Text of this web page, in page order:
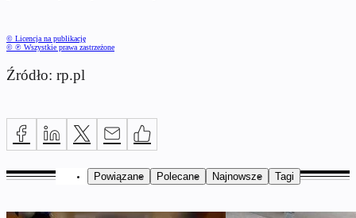
© Licencja na publikację
© ℗ Wszystkie prawa zastrzeżone
Źródło: rp.pl
Powiązane Polecane Najnowsze Tagi